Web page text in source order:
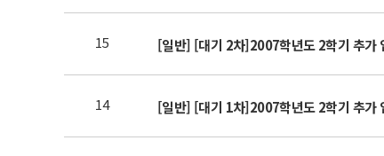
15 [일반] [대기 2차]2007학년도 2학기 추가
14 [일반] [대기 1차]2007학년도 2학기 추가